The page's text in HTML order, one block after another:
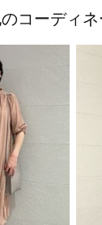
コーディネ